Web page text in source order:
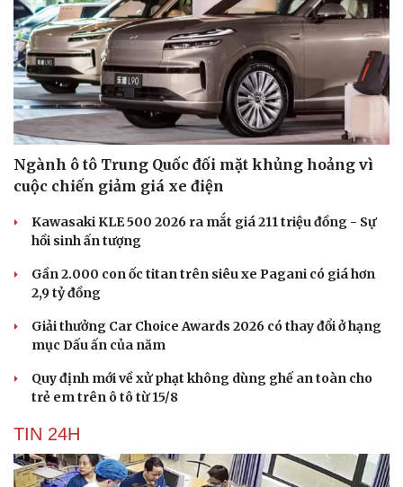
Cải chính
Ngành ô tô Trung Quốc đối mặt khủng hoảng vì
cuộc chiến giảm giá xe điện
Kawasaki KLE 500 2026 ra mắt giá 211 triệu đồng - Sự
hồi sinh ấn tượng
Gần 2.000 con ốc titan trên siêu xe Pagani có giá hơn
2,9 tỷ đồng
Giải thưởng Car Choice Awards 2026 có thay đổi ở hạng
mục Dấu ấn của năm
Quy định mới về xử phạt không dùng ghế an toàn cho
trẻ em trên ô tô từ 15/8
TIN 24H